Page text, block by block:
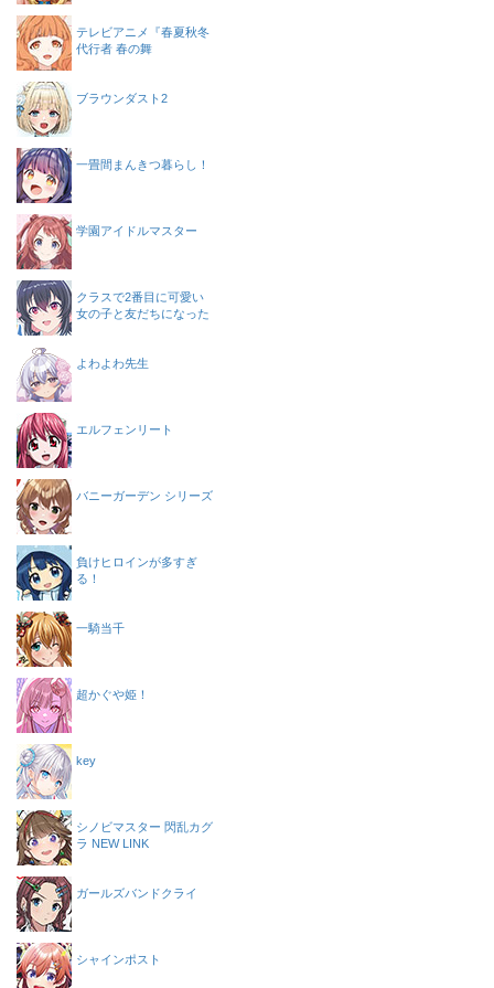
テレビアニメ『春夏秋冬
代行者 春の舞
ブラウンダスト2
一畳間まんきつ暮らし！
学園アイドルマスター
クラスで2番目に可愛い
女の子と友だちになった
よわよわ先生
エルフェンリート
バニーガーデン シリーズ
負けヒロインが多すぎ
る！
一騎当千
超かぐや姫！
key
シノビマスター 閃乱カグ
ラ NEW LINK
ガールズバンドクライ
シャインポスト